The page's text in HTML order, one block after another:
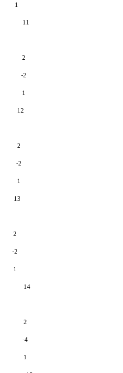
1
11
2
-2
1
12
2
-2
1
13
2
-2
1
14
2
-4
1